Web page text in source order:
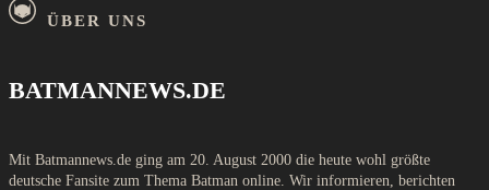
ÜBER UNS
BATMANNEWS.DE
Mit Batmannews.de ging am 20. August 2000 die heute wohl größte
deutsche Fansite zum Thema Batman online. Wir informieren, berichten